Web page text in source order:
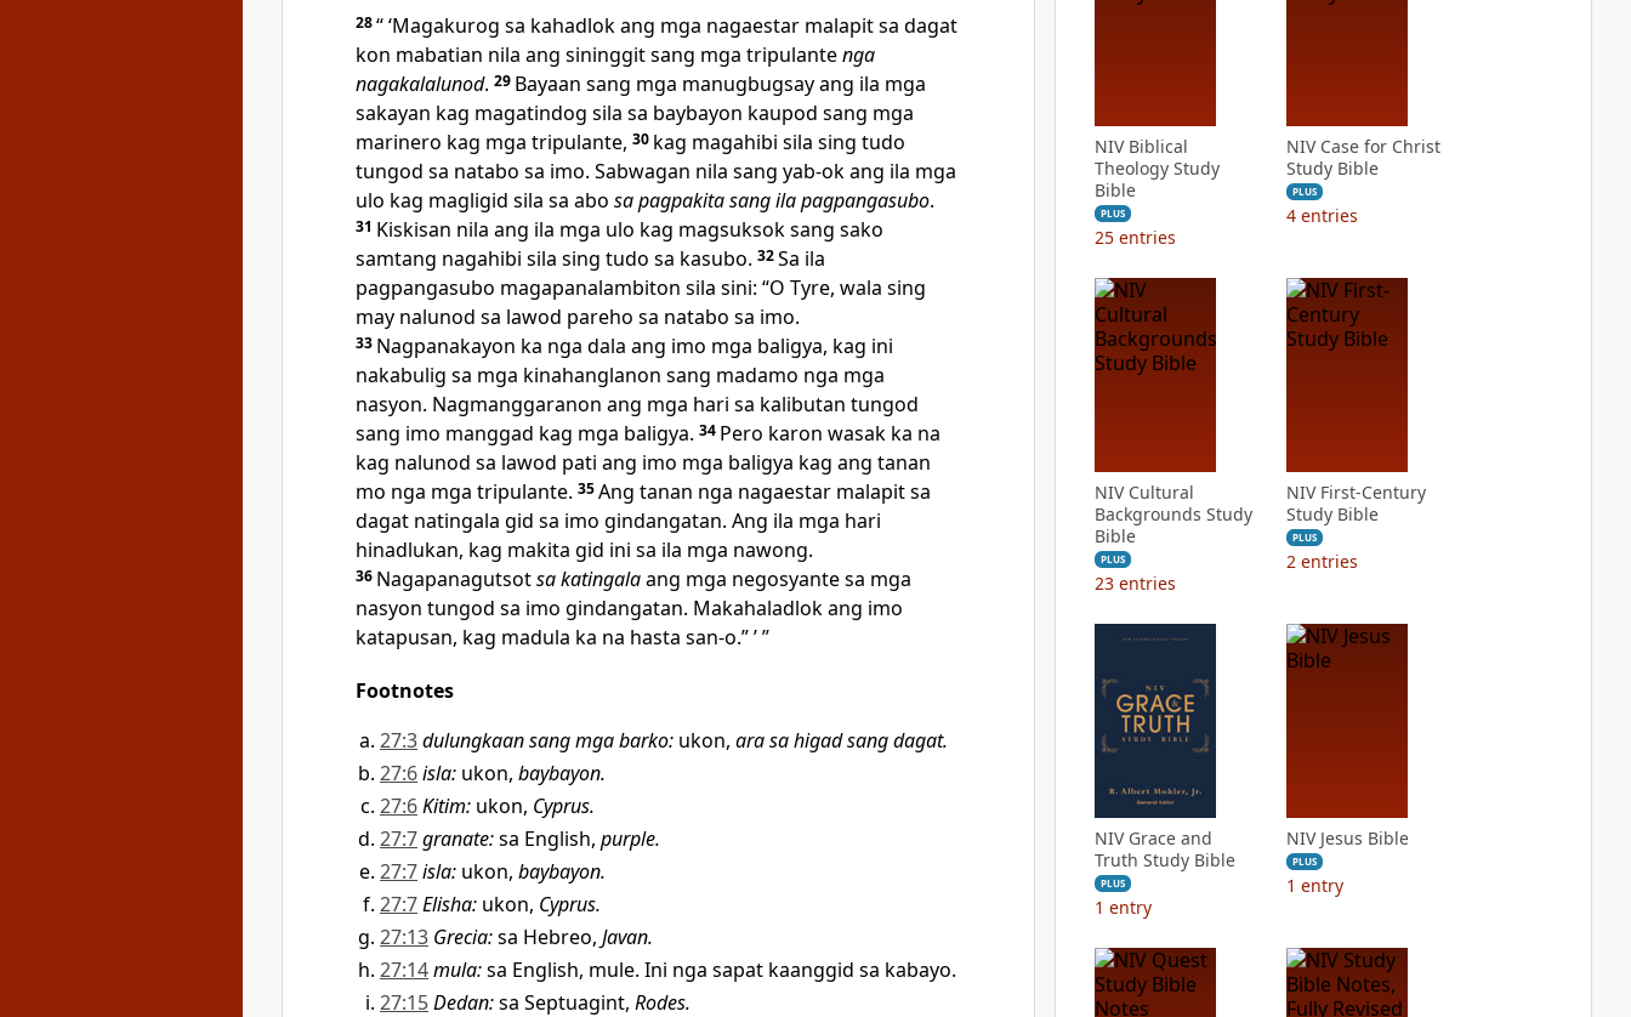
28“ ‘Magakurog sa kahadlok ang mga nagaestar malapit sa dagat
kon mabatian nila ang sininggit sang mga tripulantenga
nagakalalunod. 29 Bayaan sang mga manugbugsay ang ila mga
sakayan kag magatindog sila sa baybayon kaupod sang mga
marinero kag mga tripulante, 30 kag magahibi sila sing tudo
tungod sa natabo sa imo. Sabwagan nila sang yab-ok ang ila mga
ulo kag magligid sila sa abo sa pagpakita sang ila pagpangasubo.
31 Kiskisan nila ang ila mga ulo kag magsuksok sang sako
samtang nagahibi sila sing tudo sa kasubo. 32Sa ila
pagpangasubo magapanalambiton sila sini: “O Tyre, wala sing
may nalunod sa lawod pareho sa natabo sa imo.
33 Nagpanakayon ka nga dala ang imo mga baligya, kag ini
nakabulig sa mga kinahanglanon sang madamo nga mga
nasyon. Nagmanggaranon ang mga hari sa kalibutan tungod
sang imo manggad kag mga baligya. 34 Pero karon wasak ka na
kag nalunod sa lawod pati ang imo mga baligya kag ang tanan
mo nga mga tripulante. 35Ang tanan nga nagaestar malapit sa
dagat natingala gid sa imo gindangatan. Ang ila mga hari
hinadlukan, kag makita gid ini sa ila mga nawong.
36 Nagapanagutsotsa katingalaang mga negosyante sa mga
nasyon tungod sa imo gindangatan. Makahaladlok ang imo
katapusan, kag madula ka na hasta san-o.” ’ ”
Footnotes
27:3dulungkaan sang mga barko: ukon, ara sa higad sang dagat.
27:6isla: ukon, baybayon.
27:6Kitim: ukon, Cyprus.
27:7granate:sa English, purple.
27:7isla: ukon, baybayon.
27:7Elisha: ukon, Cyprus.
27:13 Grecia:sa Hebreo, Javan.
27:14mula:sa English, mule. Ini nga sapat kaanggid sa kabayo.
27:15Dedan:sa Septuagint, Rodes.
NIV Biblical
Theology Study
Bible
PLUS
25 entries
NIV Case for Christ
Study Bible
PLUS
4 entries
NIV Cultural
Backgrounds Study
Bible
PLUS
23 entries
NIV First-Century
Study Bible
PLUS
2 entries
NIV Grace and
Truth Study Bible
PLUS
1 entry
NIV Jesus Bible
PLUS
1 entry